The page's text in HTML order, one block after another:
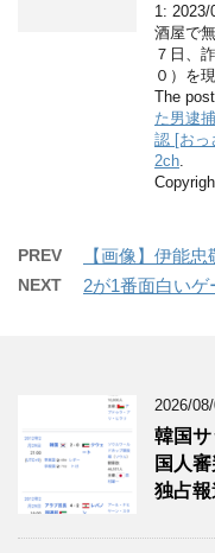
1: 2023/
酒屋で
７日、
０）を
The post
た男逮
認 [お
2ch
PREV 【画像】伊能
NEXT 2が1番面白いゲ
2026/
韓国
国人
独占